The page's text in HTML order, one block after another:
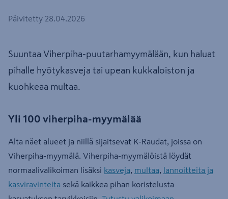
Päivitetty 28.04.2026
Suuntaa Viherpiha-puutarhamyymälään, kun haluat
pihalle hyötykasveja tai upean kukkaloiston ja
kuohkeaa multaa.
Yli 100 viherpiha-myymälää
Alta näet alueet ja niillä sijaitsevat K-Raudat, joissa on
Viherpiha-myymälä. Viherpiha-myymälöistä löydät
normaalivalikoiman lisäksi kasveja multaa
lannoitteita ja
kasviravinteita sekä kaikkea pihan koristelusta